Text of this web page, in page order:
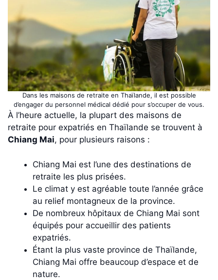
Dans les maisons de retraite en Thaïlande, il est possible
d’engager du personnel médical dédié pour s’occuper de vous.
À l’heure actuelle, la plupart des maisons de
retraite pour expatriés en Thaïlande se trouvent à
Chiang Mai, pour plusieurs raisons :
Chiang Mai est l’une des destinations de
retraite les plus prisées.
Le climat y est agréable toute l’année grâce
au relief montagneux de la province.
De nombreux hôpitaux de Chiang Mai sont
équipés pour accueillir des patients
expatriés.
Étant la plus vaste province de Thaïlande,
Chiang Mai offre beaucoup d’espace et de
nature.